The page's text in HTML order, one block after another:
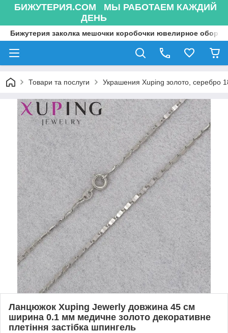
БИЖУТЕРИЯ.COM МЫ РАБОТАЕМ КАЖДИЙ
ДЕНЬ
Бижутерия заколка мешочки коробочки ювелирное
Товари та послуги Украшения Xuping золото, серебро
Ланцюжок Xuping Jewerly довжина 45 см
ширина 0.1 мм медичне золото декоративне
плетіння застібка шпингель